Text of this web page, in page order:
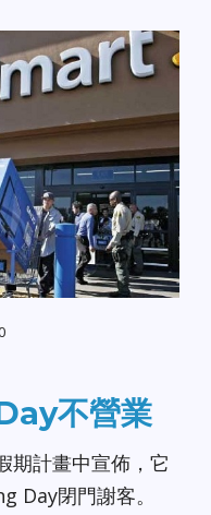
不營業
期計畫中宣佈，它
Day閉門謝客。